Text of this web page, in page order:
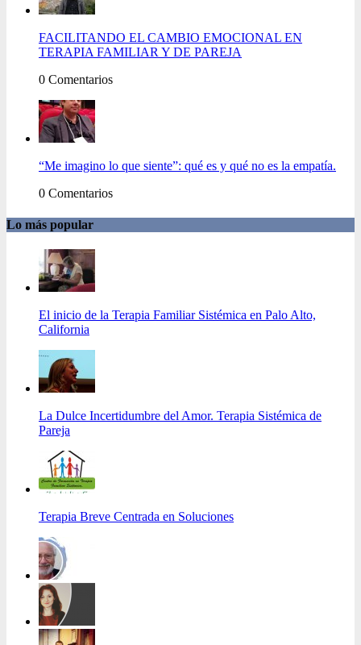
FACILITANDO EL CAMBIO EMOCIONAL EN
TERAPIA FAMILIAR Y DE PAREJA
0 Comentarios
“Me imagino lo que siente”: qué es y qué no es la empatía.
0 Comentarios
Lo más popular
El inicio de la Terapia Familiar Sistémica en Palo Alto,
California
La Dulce Incertidumbre del Amor. Terapia Sistémica de
Pareja
Terapia Breve Centrada en Soluciones